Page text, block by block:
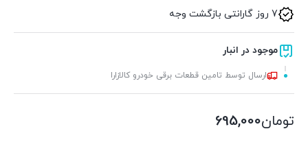
7 روز گارانتی بازگشت وجه
موجود در انبار
ارسال توسط تامین قطعات برقی خودرو کالازارا
تومان695,000